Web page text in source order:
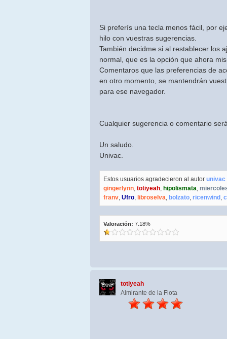
Si preferís una tecla menos fácil, por
hilo con vuestras sugerencias.
También decidme si al restablecer los
normal, que es la opción que ahora
Comentaros que las preferencias de
en otro momento, se mantendrán
para ese navegador.
Cualquier sugerencia o comentario
Un saludo.
Univac.
Estos usuarios agradecieron al autor univac
gingerlynn, totiyeah, hipolismata,
franv, Ufro, libroselva, bolzato, ricenwind ,
Valoración: 7.18%
totiyeah
Almirante de la Flota